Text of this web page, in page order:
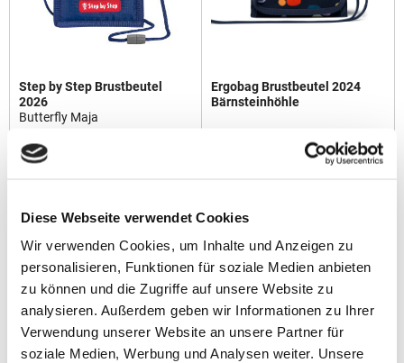
Diese Webseite verwendet Cookies
Wir verwenden Cookies, um Inhalte und Anzeigen zu
personalisieren, Funktionen für soziale Medien anbieten
zu können und die Zugriffe auf unsere Website zu
analysieren. Außerdem geben wir Informationen zu Ihrer
Verwendung unserer Website an unsere Partner für
soziale Medien, Werbung und Analysen weiter. Unsere
Step by Step Brustbeutel
2026
Butterfly Maja
Ergobag Brustbeutel 2024
Bärnsteinhöhle
9,99 €